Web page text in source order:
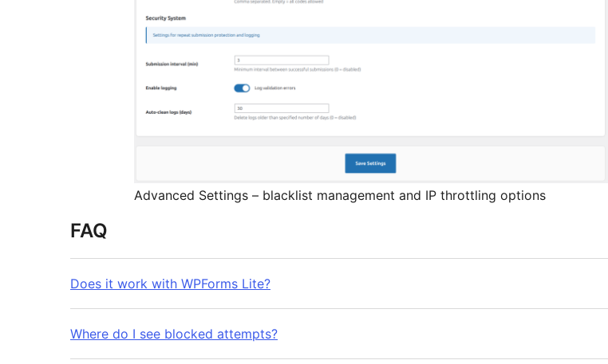
Advanced Settings – blacklist management and IP throttling options
FAQ
Does it work with WPForms Lite?
Where do I see blocked attempts?